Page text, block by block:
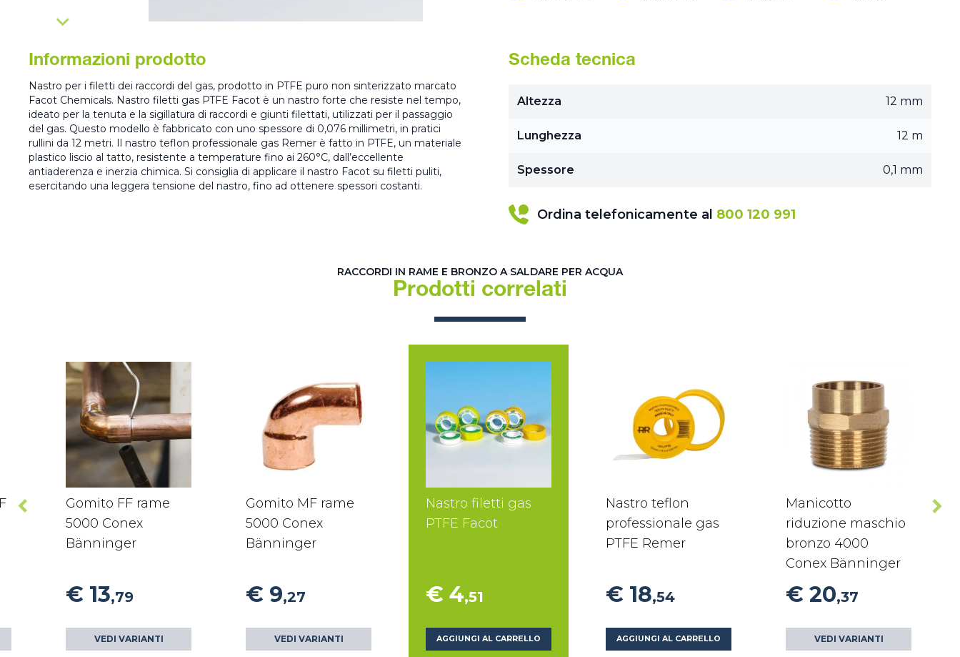
Informazioni prodotto
Nastro per i filetti dei raccordi del gas, prodotto in PTFE puro non sinterizzato marcato
Facot Chemicals. Nastro filetti gas PTFE Facot è un nastro forte che resiste nel tempo,
ideato per la tenuta e la sigillatura di raccordi e giunti filettati, utilizzati per il passaggio
del gas. Questo modello è fabbricato con uno spessore di 0,076 millimetri, in pratici
rullini da 12 metri. Il nastro teflon professionale gas Remer è fatto in PTFE, un materiale
plastico liscio al tatto, resistente a temperature fino ai 260°C, dall’eccellente
antiaderenza e inerzia chimica. Si consiglia di applicare il nastro Facot su filetti puliti,
esercitando una leggera tensione del nastro, fino ad ottenere spessori costanti.
Scheda tecnica
Altezza 12 mm
Lunghezza 12 m
Spessore 0,1 mm
Ordina telefonicamente al 800 120 991
RACCORDI IN RAME E BRONZO A SALDARE PER ACQUA
Prodotti correlati
Gomito FF rame
5000 Conex
Bänninger
€ 13,79
VEDI VARIANTI
Gomito MF rame
5000 Conex
Bänninger
€ 9,27
VEDI VARIANTI
Nastro filetti gas
PTFE Facot
€ 4,51
AGGIUNGI AL CARRELLO
Nastro teflon
professionale gas
PTFE Remer
€ 18,54
AGGIUNGI AL CARRELLO
Manicotto
riduzione maschio
bronzo 4000
Conex Bänninger
€ 20,37
VEDI VARIANTI